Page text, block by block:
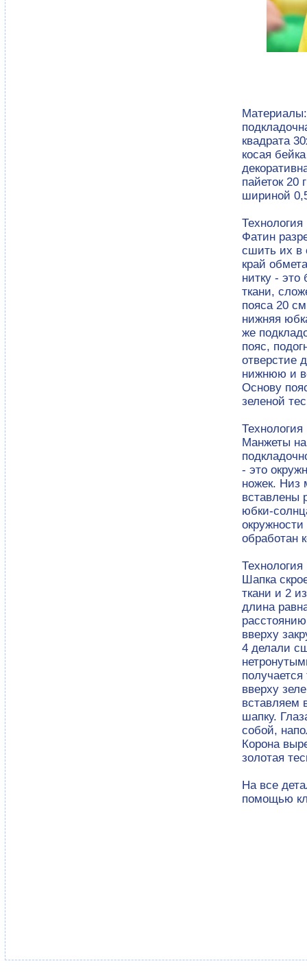
квадрата
косая
пайеток 20
шириной
Фатин
сшить их в
край
нитку - это
ткани,
пояса 20
нижняя
же
пояс,
отверстие
нижнюю и
Основу
зеленой
Манжеты на
- это
ножек. Низ
вставлены
юбки-
обработан
Шапка
ткани и 2
длина
вверху
4 делали
вверху
вставляем
шапку.
собой,
Корона
золотая
На все
помощью